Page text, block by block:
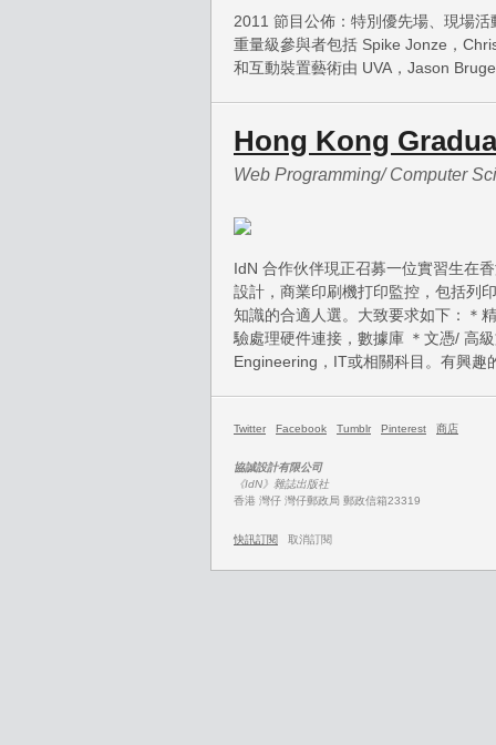
2011 節目公佈：特別優先場、現場
重量級參與者包括 Spike Jonze，
和互動裝置藝術由 UVA，Jason
Hong Kong
Web Programming/ Computer
IdN 合作伙伴現正召募一位實習生在
設計，商業印刷機打印監控，包括列
知識的合適人選。大致要求如下：＊
驗處理硬件連接，數據庫 ＊文憑/ 高
Engineering，IT或相關科目。有興趣
Twitter Facebook Tumblr Pinterest 商店
協誠設計有限公司
《IdN》雜誌出版社
香港 灣仔 灣仔郵政局 郵政信箱23319
快訊訂閱 取消訂閱